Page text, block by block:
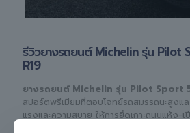
รีวิวยางรถยนต์ Michelin รุ่น Pilot
R19
ยางรถยนต์ Michelin รุ่น Pilot Sport
สปอร์ตพรีเมียมที่ตอบโจทย์รถสมรรถนะสูงแ
แรงและความสบาย ให้การยึดเกาะถนนแห้ง-